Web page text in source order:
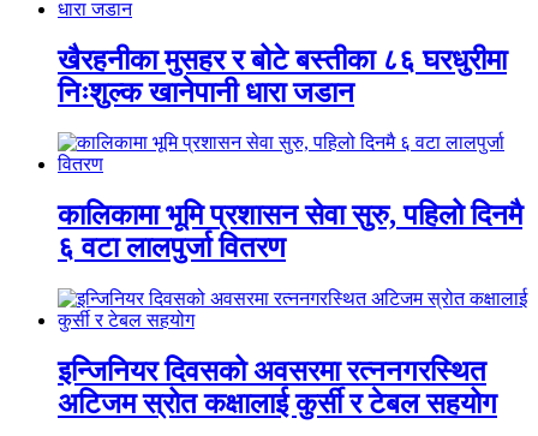
खैरहनीका मुसहर र बोटे बस्तीका ८६ घरधुरीमा
निःशुल्क खानेपानी धारा जडान
कालिकामा भूमि प्रशासन सेवा सुरु, पहिलो दिनमै
६ वटा लालपुर्जा वितरण
इन्जिनियर दिवसको अवसरमा रत्ननगरस्थित
अटिजम स्रोत कक्षालाई कुर्सी र टेबल सहयोग